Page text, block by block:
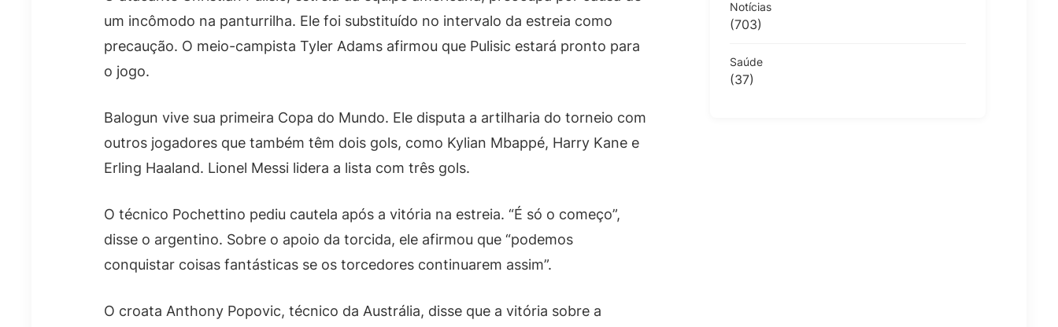
um incômodo na panturrilha. Ele foi substituído no intervalo da estreia como
precaução. O meio-campista Tyler Adams afirmou que Pulisic estará pronto para
o jogo.
Balogun vive sua primeira Copa do Mundo. Ele disputa a artilharia do torneio com
outros jogadores que também têm dois gols, como Kylian Mbappé, Harry Kane e
Erling Haaland. Lionel Messi lidera a lista com três gols.
O técnico Pochettino pediu cautela após a vitória na estreia. “É só o começo”,
disse o argentino. Sobre o apoio da torcida, ele afirmou que “podemos
conquistar coisas fantásticas se os torcedores continuarem assim”.
O croata Anthony Popovic, técnico da Austrália, disse que a vitória sobre a
Notícias
(703)
Saúde
(37)